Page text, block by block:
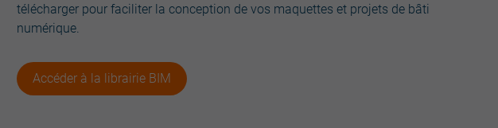
télécharger pour faciliter la conception de vos maquettes et projets de bâti
numérique.
Accéder à la librairie BIM